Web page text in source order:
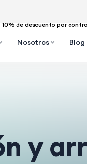
10% de descuento por
Nosotros Blog
y